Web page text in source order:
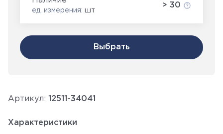
Артикул: 12511-34041
Характеристики
ед. измерения: шт
> 30
Выбрать